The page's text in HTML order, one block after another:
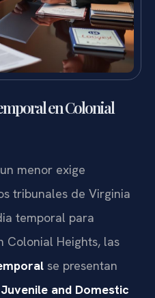
en Colonial
menor exige
tribunales de Virginia
temporal para
Colonial Heights, las
se presentan
and Domestic